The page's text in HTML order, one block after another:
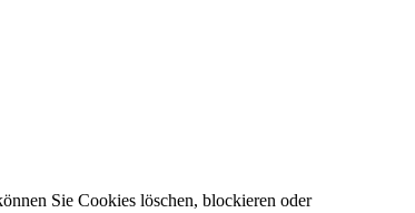
Sie Cookies löschen, blockieren oder